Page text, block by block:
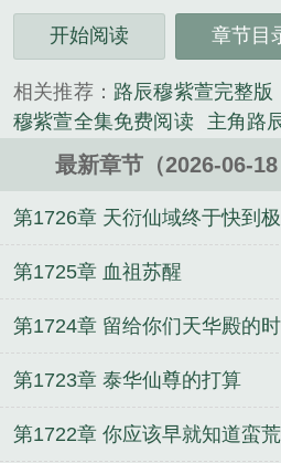
在线阅读。
三秒记住本站：Sodu小说 网
的军史类小说。
开始阅读 章节目
相关推荐： 路辰穆紫萱完整版
穆紫萱全集免费阅读
主角路
角路辰穆紫萱全集在线阅读
主角路辰穆紫萱全集
主角路
选择 主人公叫路晨的修仙
主角林海苏晓宛全集阅读
杨叔烟雨濛濛 宦海官途秦峰
文完结无删减 路辰楚语琴笔
霞的凌辱群交
叶明昊宋雪晴
苏晓宛官路之谁与争锋 路辰
最新章节（2026-06-18
第1726章 天衍仙域终于快到
第1725章 血祖苏醒
第1724章 留给你们天华殿的
第1723章 泰华仙尊的打算
第1722章 你应该早就知道蛮